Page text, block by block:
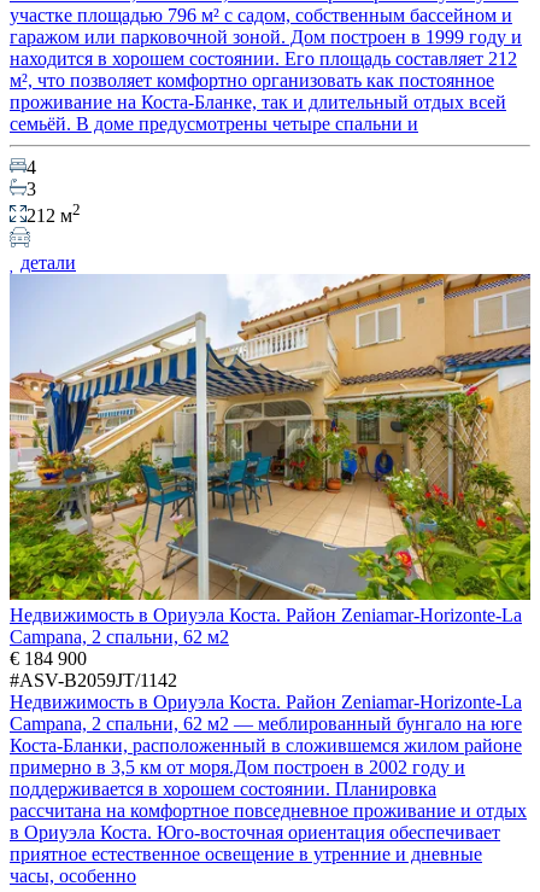
участке площадью 796 м² с садом, собственным бассейном и
гаражом или парковочной зоной. Дом построен в 1999 году и
находится в хорошем состоянии. Его площадь составляет 212
м², что позволяет комфортно организовать как постоянное
проживание на Коста-Бланке, так и длительный отдых всей
семьёй. В доме предусмотрены четыре спальни и
4
3
212 м2
детали
Недвижимость в Ориуэла Коста. Район Zeniamar-Horizonte-La
Campana, 2 спальни, 62 м2
€ 184 900
#ASV-B2059JT/1142
Недвижимость в Ориуэла Коста. Район Zeniamar-Horizonte-La
Campana, 2 спальни, 62 м2 — меблированный бунгало на юге
Коста-Бланки, расположенный в сложившемся жилом районе
примерно в 3,5 км от моря.Дом построен в 2002 году и
поддерживается в хорошем состоянии. Планировка
рассчитана на комфортное повседневное проживание и отдых
в Ориуэла Коста. Юго-восточная ориентация обеспечивает
приятное естественное освещение в утренние и дневные
часы, особенно